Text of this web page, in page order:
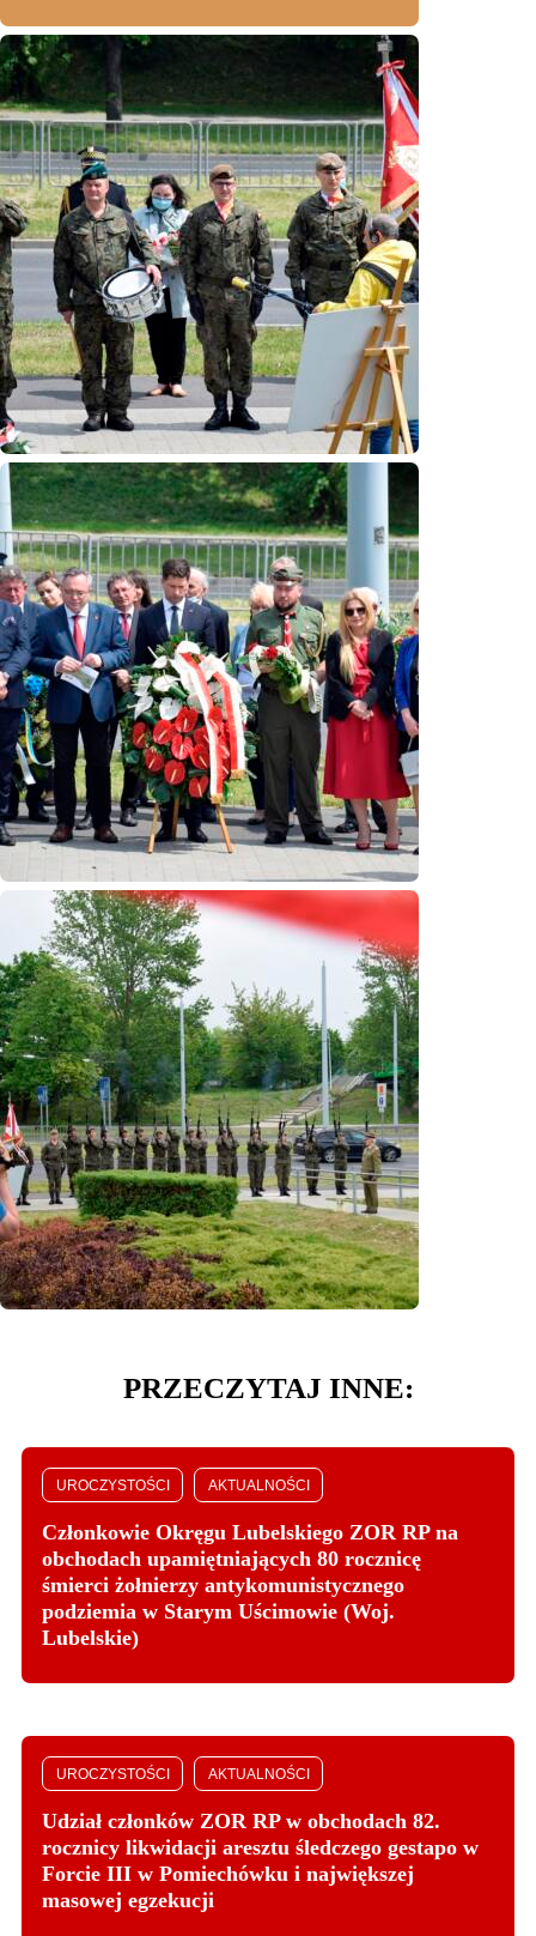
PRZECZYTAJ INNE:
UROCZYSTOŚCI AKTUALNOŚCI
Członkowie Okręgu Lubelskiego ZOR RP na
obchodach upamiętniających 80 rocznicę
śmierci żołnierzy antykomunistycznego
podziemia w Starym Uścimowie (Woj.
Lubelskie)
UROCZYSTOŚCI AKTUALNOŚCI
Udział członków ZOR RP w obchodach 82.
rocznicy likwidacji aresztu śledczego gestapo w
Forcie III w Pomiechówku i największej
masowej egzekucji